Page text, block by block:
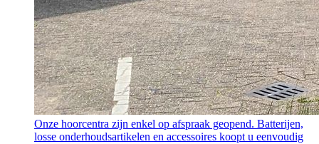
Onze hoorcentra zijn enkel op afspraak geopend. Batterijen,
losse onderhoudsartikelen en accessoires koopt u eenvoudig